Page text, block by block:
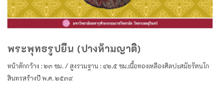
พระพุทธรูปยืน (ปางห้ามญาติ)
หน้าตักกว้าง : ๒๓ ซม. / สูงรวมฐาน : ๔๒.๕ ซม.เนื้อทองเหลืองศิลปะสมัยรัตนโก
สินทรสร้างปี พ.ศ. ๒๕๓๙